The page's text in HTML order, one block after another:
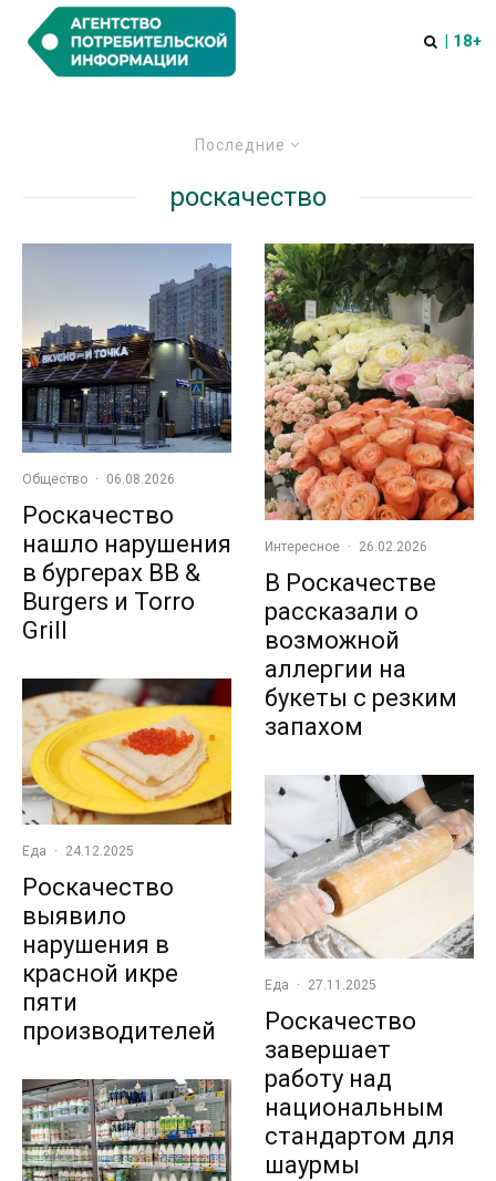
| 18+
Последние
роскачество
Общество · 06.08.2026
Роскачество
нашло нарушения
в бургерах BB &
Burgers и Torro
Grill
Еда · 24.12.2025
Роскачество
выявило
нарушения в
красной икре
пяти
производителей
Интересное · 26.02.2026
В Роскачестве
рассказали о
возможной
аллергии на
букеты с резким
запахом
Еда · 27.11.2025
Роскачество
завершает
работу над
национальным
стандартом для
шаурмы